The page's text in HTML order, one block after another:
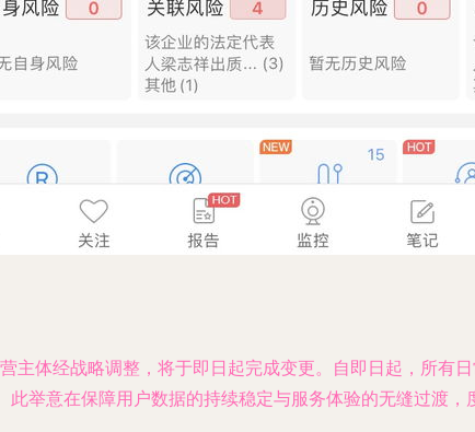
主体经战略调整，将于即日起完成变更。自即日起，所有
举意在保障用户数据的持续稳定与服务体验的无缝过渡